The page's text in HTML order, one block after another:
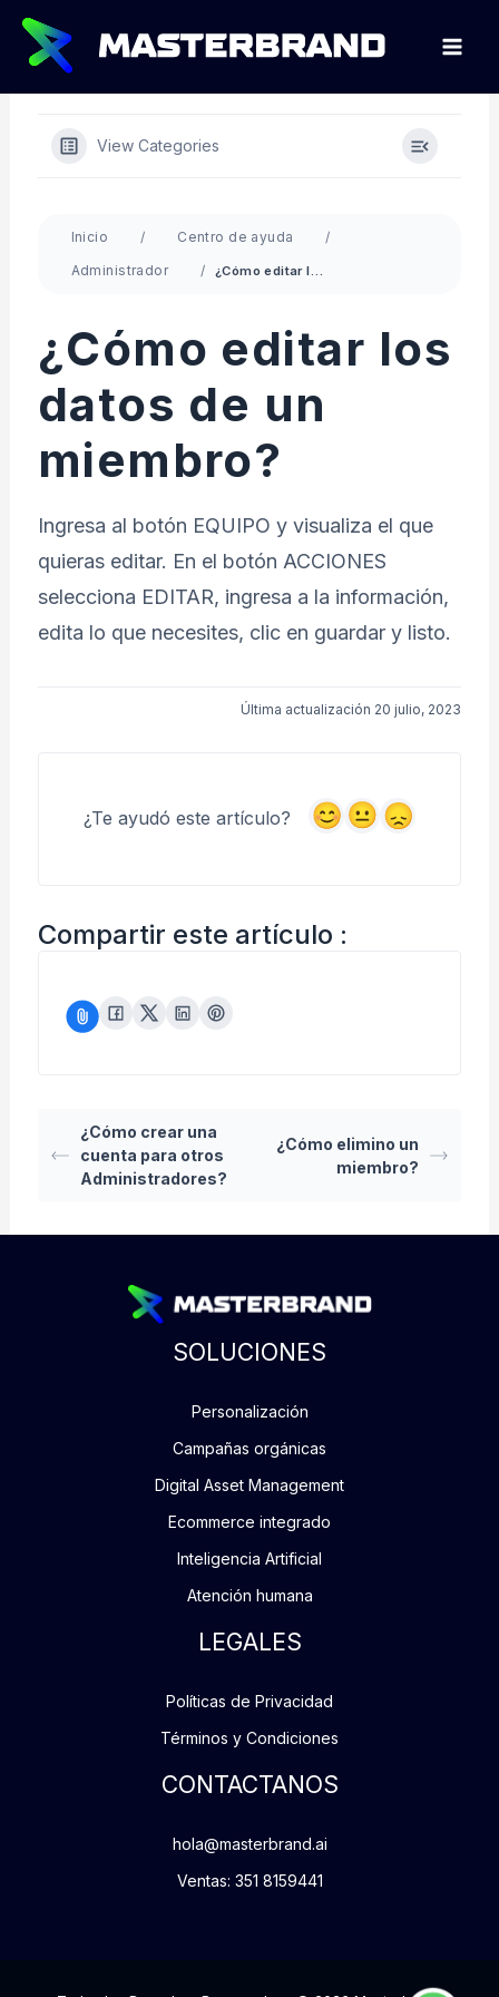
contenido
View Categories
Inicio
Centro de ayuda
Administrador
¿Cómo editar los
datos de un
miembro?
Ingresa al botón EQUIPO y visualiza el que
quieras editar. En el botón ACCIONES
selecciona EDITAR, ingresa a la información,
edita lo que necesites, clic en guardar y listo.
Última actualización 20 julio, 2023
¿Te ayudó este artículo?
Compartir este artículo :
¿Cómo crear una
cuenta para otros
Administradores?
¿Cómo elimino un
miembro?
SOLUCIONES
Personalización
Campañas orgánicas
Digital Asset Management
Ecommerce integrado
Inteligencia Artificial
Atención humana
LEGALES
Políticas de Privacidad
Términos y Condiciones
CONTACTANOS
hola@masterbrand.ai
Ventas: 351 8159441